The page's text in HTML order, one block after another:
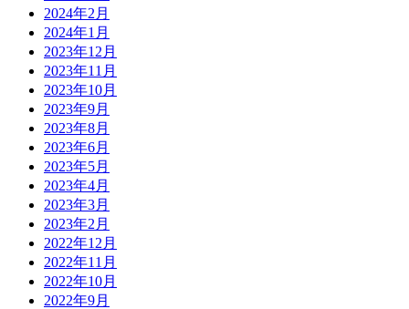
2024年2月
2024年1月
2023年12月
2023年11月
2023年10月
2023年9月
2023年8月
2023年6月
2023年5月
2023年4月
2023年3月
2023年2月
2022年12月
2022年11月
2022年10月
2022年9月